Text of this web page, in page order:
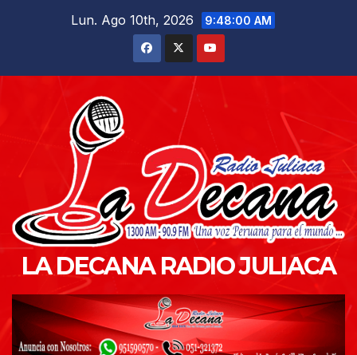
Lun. Ago 10th, 2026 9:48:01 AM
LA DECANA RADIO JULIACA